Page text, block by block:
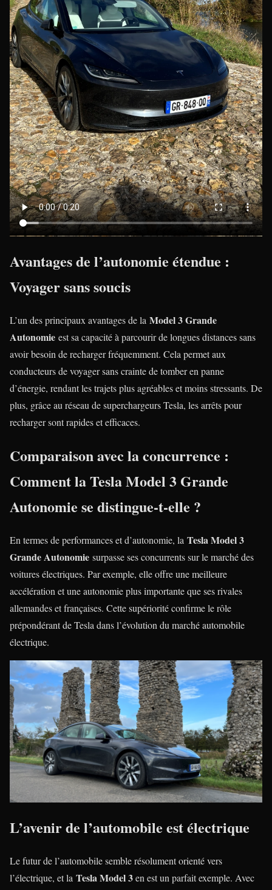
Avantages de l’autonomie étendue :
Voyager sans soucis
L’un des principaux avantages de la Model 3 Grande
Autonomie est sa capacité à parcourir de longues distances sans
avoir besoin de recharger fréquemment. Cela permet aux
conducteurs de voyager sans crainte de tomber en panne
d’énergie, rendant les trajets plus agréables et moins stressants. De
plus, grâce au réseau de superchargeurs Tesla, les arrêts pour
recharger sont rapides et efficaces.
Comparaison avec la concurrence :
Comment la Tesla Model 3 Grande
Autonomie se distingue-t-elle ?
En termes de performances et d’autonomie, la Tesla Model 3
Grande Autonomie surpasse ses concurrents sur le marché des
voitures électriques. Par exemple, elle offre une meilleure
accélération et une autonomie plus importante que ses rivales
allemandes et françaises. Cette supériorité confirme le rôle
prépondérant de Tesla dans l’évolution du marché automobile
électrique.
L’avenir de l’automobile est électrique
Le futur de l’automobile semble résolument orienté vers
l’électrique, et la Tesla Model 3en est un parfait exemple. Avec